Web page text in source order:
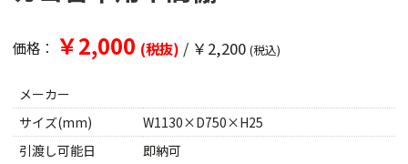
価格： ￥2,000 (税抜) / ￥2,200 (税込)
メーカー
サイズ(mm)
W1130×D750×H25
引渡し可能日
即納可